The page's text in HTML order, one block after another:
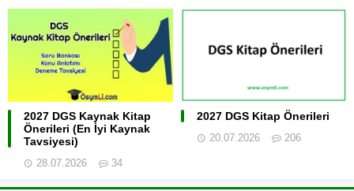
2027 DGS Kaynak Kitap
Önerileri (En İyi Kaynak
Tavsiyesi)
28.07.2026 34
2027 DGS Kitap Önerileri
20.07.2026 206